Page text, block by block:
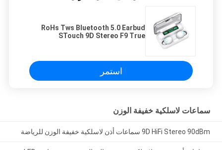
RoHs Tws Bluetooth 5.0 Earbud
STouch 9D Stereo F9 True
استمر
سماعات لاسلكية خفيفة الوزن
9D HiFi Stereo 90dBm سماعات أذن لاسلكية خفيفة الوزن للرياضة